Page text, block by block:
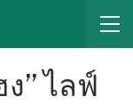
” ไลฟ์